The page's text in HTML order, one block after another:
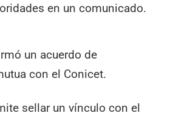
en un comunicado.
un acuerdo de
con el Conicet.
sellar un vínculo con el